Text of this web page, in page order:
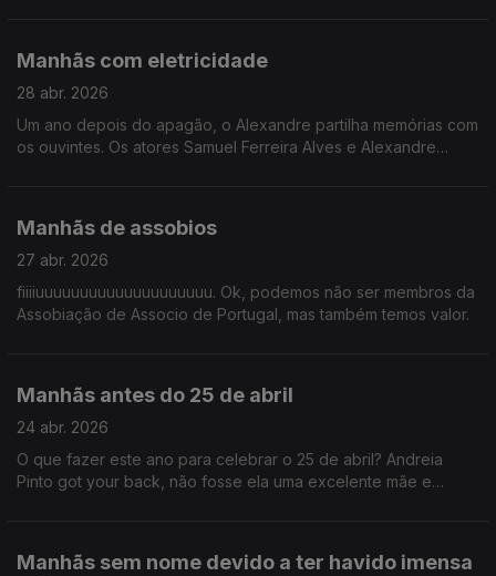
Manhãs com eletricidade
28 abr. 2026
Um ano depois do apagão, o Alexandre partilha memórias com
os ouvintes. Os atores Samuel Ferreira Alves e Alexandre
Manhãs de assobios
27 abr. 2026
fiiiiuuuuuuuuuuuuuuuuuuuu. Ok, podemos não ser membros da
Assobiação de Associo de Portugal, mas também temos valor.
Manhãs antes do 25 de abril
24 abr. 2026
O que fazer este ano para celebrar o 25 de abril? Andreia
Pinto got your back, não fosse ela uma excelente mãe e
Manhãs sem nome devido a ter havido imensa